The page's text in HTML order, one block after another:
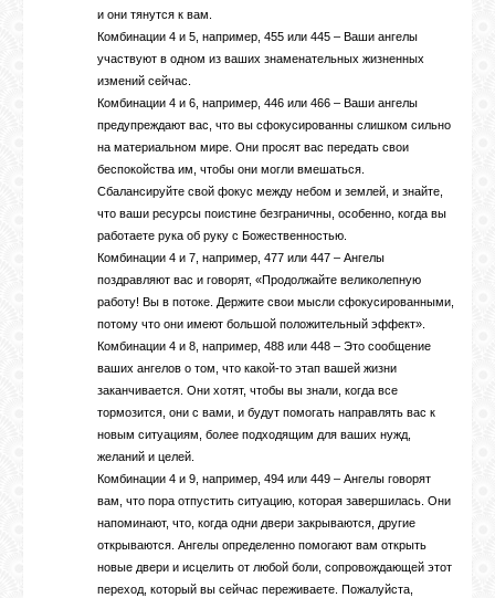
и они тянутся к вам.
Комбинации 4 и 5, например, 455 или 445 – Ваши ангелы
участвуют в одном из ваших знаменательных жизненных
измений сейчас.
Комбинации 4 и 6, например, 446 или 466 – Ваши ангелы
предупреждают вас, что вы сфокусированны слишком сильно
на материальном мире. Они просят вас передать свои
беспокойства им, чтобы они могли вмешаться.
Сбалансируйте свой фокус между небом и землей, и знайте,
что ваши ресурсы поистине безграничны, особенно, когда вы
работаете рука об руку с Божественностью.
Комбинации 4 и 7, например, 477 или 447 – Ангелы
поздравляют вас и говорят, «Продолжайте великолепную
работу! Вы в потоке. Держите свои мысли сфокусированными,
потому что они имеют большой положительный эффект».
Комбинации 4 и 8, например, 488 или 448 – Это сообщение
ваших ангелов о том, что какой-то этап вашей жизни
заканчивается. Они хотят, чтобы вы знали, когда все
тормозится, они с вами, и будут помогать направлять вас к
новым ситуациям, более подходящим для ваших нужд,
желаний и целей.
Комбинации 4 и 9, например, 494 или 449 – Ангелы говорят
вам, что пора отпустить ситуацию, которая завершилась. Они
напоминают, что, когда одни двери закрываются, другие
открываются. Ангелы определенно помогают вам открыть
новые двери и исцелить от любой боли, сопровождающей этот
переход, который вы сейчас переживаете. Пожалуйста,